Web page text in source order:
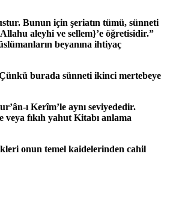
Bunun için şeriatın tümü, sünneti
aleyhi ve sellem}’e öğretisidir.”
beyanına ihtiyaç
burada sünneti ikinci mertebeye
ı Kerîm’le aynı seviyededir.
fıkıh yahut Kitabı anlama
onun temel kaidelerinden cahil